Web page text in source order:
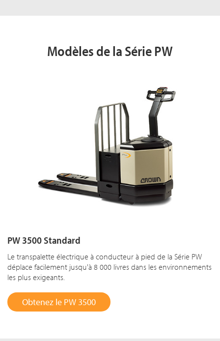
Modèles de la Série PW
PW 3500 Standard
Le transpalette électrique à conducteur à pied de la Série PW
déplace facilement jusqu'à 8 000 livres dans les environnements
les plus exigeants.
Obtenez le PW 3500